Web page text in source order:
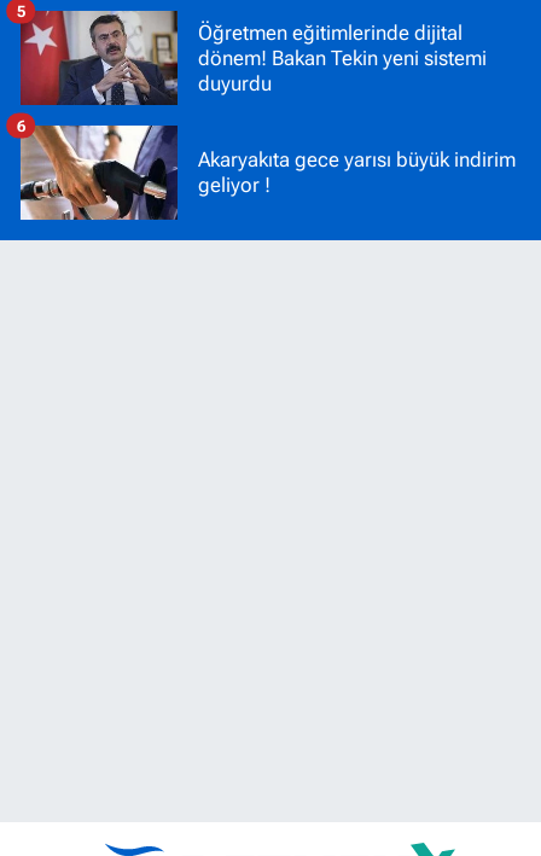
Öğretmen eğitimlerinde dijital
dönem! Bakan Tekin yeni sistemi
duyurdu
5
Akaryakıta gece yarısı büyük indirim
geliyor !
6